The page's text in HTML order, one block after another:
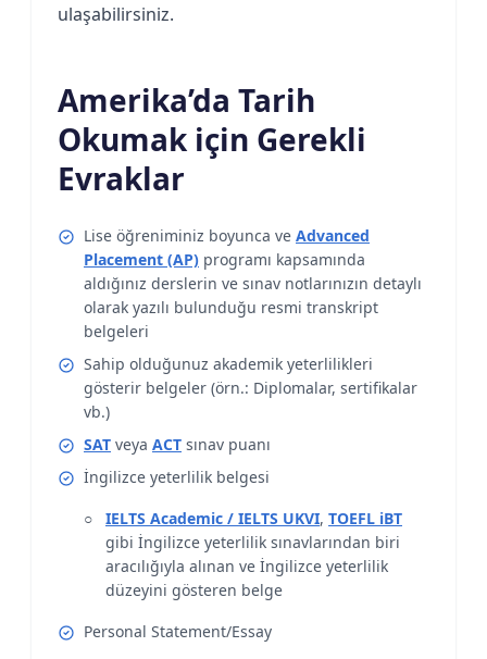
ulaşabilirsiniz.
Amerika’da Tarih
Okumak için Gerekli
Evraklar
Lise öğreniminiz boyunca ve Advanced
Placement (AP) programı kapsamında
aldığınız derslerin ve sınav notlarınızın detaylı
olarak yazılı bulunduğu resmi transkript
belgeleri
Sahip olduğunuz akademik yeterlilikleri
gösterir belgeler (örn.: Diplomalar, sertifikalar
vb.)
SAT veya ACT sınav puanı
İngilizce yeterlilik belgesi
IELTS Academic / IELTS UKVI, TOEFL iBT
gibi İngilizce yeterlilik sınavlarından biri
aracılığıyla alınan ve İngilizce yeterlilik
düzeyini gösteren belge
Personal Statement/Essay